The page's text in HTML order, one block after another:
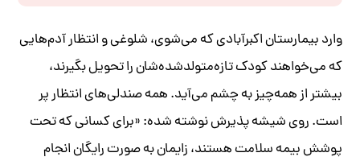
وارد بیمارستان اکبرآبادی که می‌شوی، شلوغی و انتظار آدم‌هایی
که می‌خواهند کودک تازه‌متولدشده‌شان را تحویل بگیرند،
بیشتر از همه‌چیز به چشم می‌آید. همه صندلی‌های انتظار پر
است. روی شیشه پذیرش نوشته شده: «برای کسانی که تحت
پوشش بیمه سلامت هستند، زایمان به صورت رایگان انجام